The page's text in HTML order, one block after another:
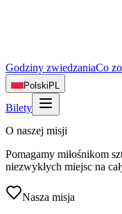
Godziny zwiedzaniaCo
Polski PL
Bilety
O naszej misji
Pomagamy miłośnikom
niezwykłych miejsc na
Nasza misja